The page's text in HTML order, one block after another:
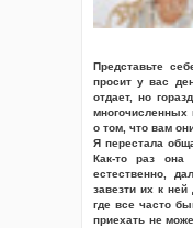
Представьте
просит у вас
отдает, но
многочисленных
о том, что вам
Я перестала
Как-то раз
естественно,
завезти их к ней
где все часто
приехать не